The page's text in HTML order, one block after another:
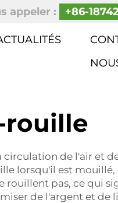
appeler : +86-
rouille
de l'air et
lorsqu'il est mouillé,
rouillent pas, ce qui
de l'argent et de